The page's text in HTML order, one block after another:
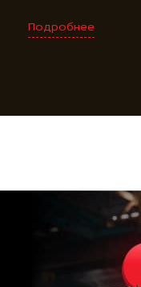
Подробнее